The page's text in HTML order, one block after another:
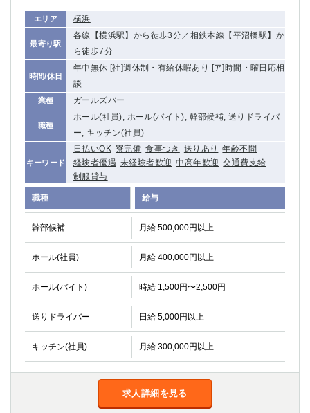
エリア 横浜
最寄り駅
各線【横浜駅】から徒歩3分／相鉄本線【平沼橋駅】か
ら徒歩7分
時間/休日
年中無休 [社]週休制・有給休暇あり [ア]時間・曜日応相
談
業種 ガールズバー
職種
ホール(社員), ホール(バイト), 幹部候補, 送りドライバ
ー, キッチン(社員)
キーワード
日払いOK 寮完備 食事つき 送りあり
年齢不問
経験者優遇 未経験者歓迎 中高年歓迎 交通費支給
制服貸与
職種 給与
幹部候補 月給 500,000円以上
ホール(社員) 月給 400,000円以上
ホール(バイト) 時給 1,500円〜2,500円
送りドライバー 日給 5,000円以上
キッチン(社員) 月給 300,000円以上
求人詳細を見る